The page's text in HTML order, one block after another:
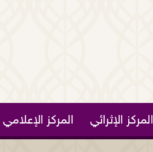
المركز الإثرائي المركز الإعلامي